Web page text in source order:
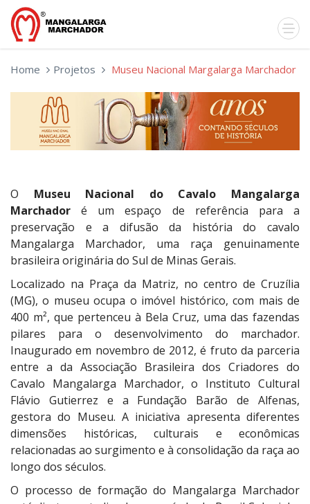
Home Projetos Museu Nacional Margalarga Marchador
O Museu Nacional do Cavalo Mangalarga
Marchador é um espaço de referência para a
preservação e a difusão da história do cavalo
Mangalarga Marchador, uma raça genuinamente
brasileira originária do Sul de Minas Gerais.
Localizado na Praça da Matriz, no centro de Cruzília
(MG), o museu ocupa o imóvel histórico, com mais de
400 m², que pertenceu à Bela Cruz, uma das fazendas
pilares para o desenvolvimento do marchador.
Inaugurado em novembro de 2012, é fruto da parceria
entre a da Associação Brasileira dos Criadores do
Cavalo Mangalarga Marchador, o Instituto Cultural
Flávio Gutierrez e a Fundação Barão de Alfenas,
gestora do Museu. A iniciativa apresenta diferentes
dimensões históricas, culturais e econômicas
relacionadas ao surgimento e à consolidação da raça ao
longo dos séculos.
O processo de formação do Mangalarga Marchador